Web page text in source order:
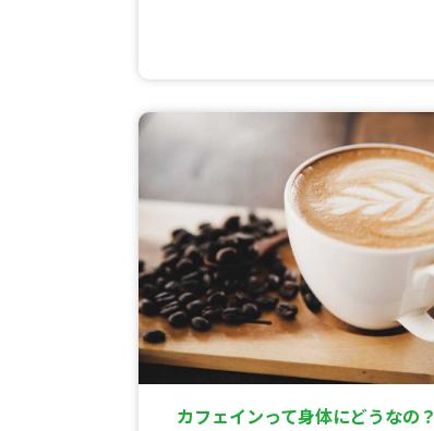
カフェインって身体にどうなの？